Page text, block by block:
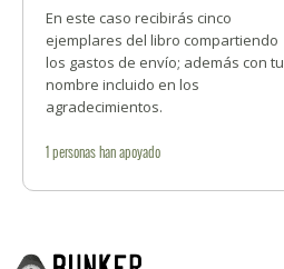
En este caso recibirás cinco
ejemplares del libro compartiendo
los gastos de envío; además con tu
nombre incluido en los
agradecimientos.
1personashan apoyado